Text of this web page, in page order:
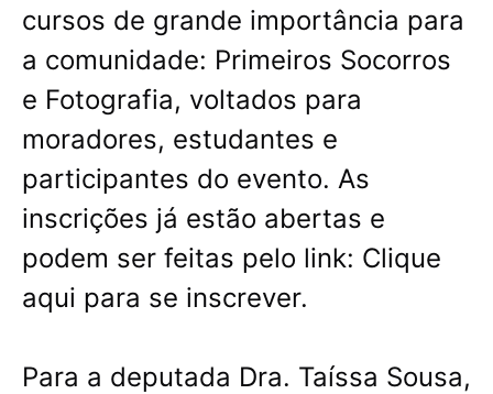
cursos de grande importância para
a comunidade: Primeiros Socorros
e Fotografia, voltados para
moradores, estudantes e
participantes do evento. As
inscrições já estão abertas e
podem ser feitas pelo link: Clique
aqui para se inscrever.
Para a deputada Dra. Taíssa Sousa,